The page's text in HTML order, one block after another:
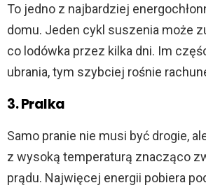
To jedno z najbardziej
domu. Jeden cykl suszenia może
co lodówka przez kilka dni. Im
ubrania, tym szybciej rośnie
3. Pralka
Samo pranie nie musi być drogie,
z wysoką temperaturą znacząco
prądu. Najwięcej energii pobiera